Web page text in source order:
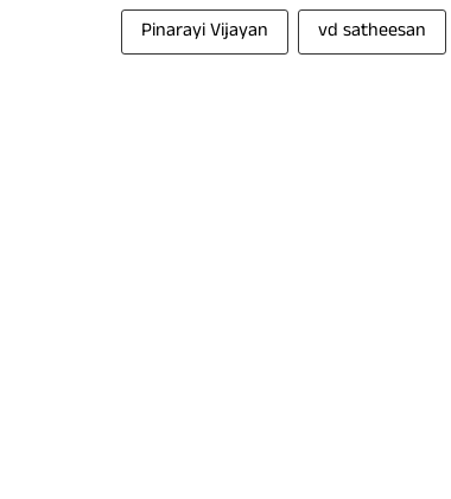
Pinarayi Vijayan vd satheesan